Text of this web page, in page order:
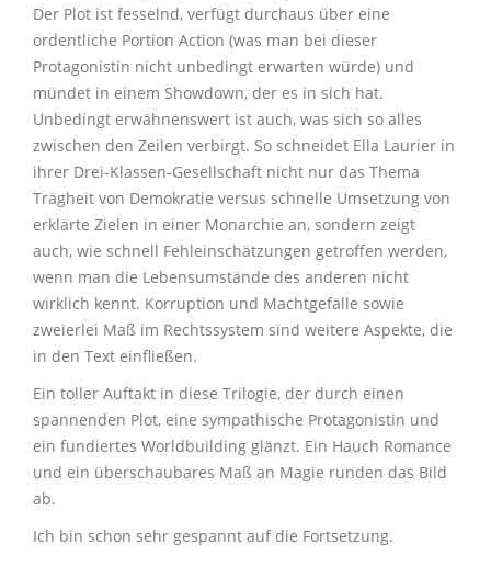
Der Plot ist fesselnd, verfügt durchaus über eine
ordentliche Portion Action (was man bei dieser
Protagonistin nicht unbedingt erwarten würde) und
mündet in einem Showdown, der es in sich hat.
Unbedingt erwähnenswert ist auch, was sich so alles
zwischen den Zeilen verbirgt. So schneidet Ella Laurier in
ihrer Drei-Klassen-Gesellschaft nicht nur das Thema
Trägheit von Demokratie versus schnelle Umsetzung von
erklärte Zielen in einer Monarchie an, sondern zeigt
auch, wie schnell Fehleinschätzungen getroffen werden,
wenn man die Lebensumstände des anderen nicht
wirklich kennt. Korruption und Machtgefälle sowie
zweierlei Maß im Rechtssystem sind weitere Aspekte, die
in den Text einfließen.
Ein toller Auftakt in diese Trilogie, der durch einen
spannenden Plot, eine sympathische Protagonistin und
ein fundiertes Worldbuilding glänzt. Ein Hauch Romance
und ein überschaubares Maß an Magie runden das Bild
ab.
Ich bin schon sehr gespannt auf die Fortsetzung.